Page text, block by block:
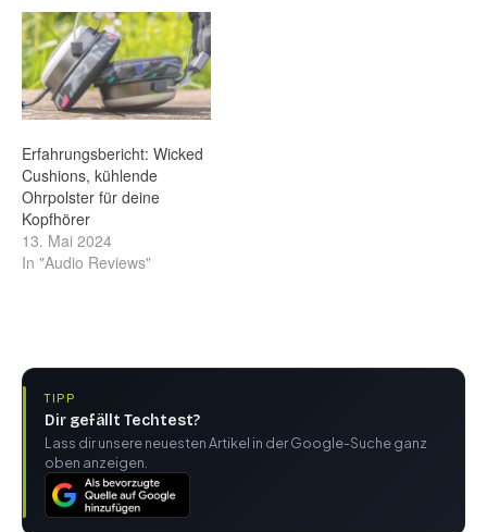
Erfahrungsbericht: Wicked
Cushions, kühlende
Ohrpolster für deine
Kopfhörer
13. Mai 2024
In "Audio Reviews"
TIPP
Dir gefällt Techtest?
Lass dir unsere neuesten Artikel in der Google-Suche ganz
oben anzeigen.